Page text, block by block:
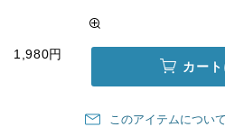
1,980円
カー
このアイテムについ